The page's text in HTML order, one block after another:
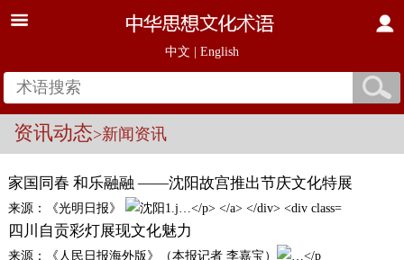
中文 English
资讯动态>新闻资讯
家国同春 和乐融融 ——沈阳故宫推出节庆文化特展
来源：《光明日报》
四川自贡彩灯展现文化魅力
来源：《人民日报海外版》（本报记者 李嘉宝）